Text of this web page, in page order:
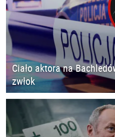
Ciało aktora na
zwłok